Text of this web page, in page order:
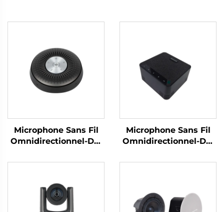
Microphone Sans Fil
Omnidirectionnel-DS-
Microphone Sans Fil
Omnidirectionnel-DS-